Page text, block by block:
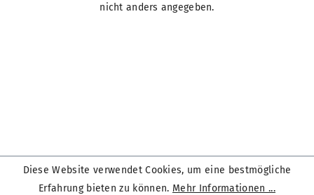
nicht anders angegeben.
Diese Website verwendet Cookies, um eine bestmögliche
Erfahrung bieten zu können. Mehr Informationen ...